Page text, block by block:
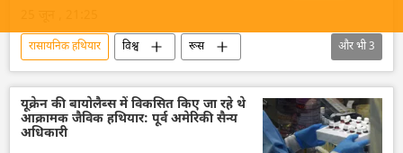
रासायनिक हथियार विश्व
रूस
रूसी विदेश मंत्रालय
मारिया ज़खारोवा
अमेरिका
और भी3
यूक्रेन की बायोलैब्स में विकसित किए जा रहे थे
आक्रामक जैविक हथियार: पूर्व अमेरिकी सैन्य
अधिकारी